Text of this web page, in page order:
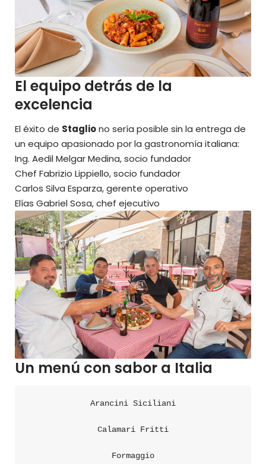
El equipo detrás de la
excelencia
El éxito de Stagliono sería posible sin la entrega de
un equipo apasionado por la gastronomía italiana:
Ing. Aedil Melgar Medina, socio fundador
Chef Fabrizio Lippiello, socio fundador
Carlos Silva Esparza, gerente operativo
Elías Gabriel Sosa, chef ejecutivo
Un menú con sabor a Italia
Arancini Siciliani
Calamari Fritti
Formaggio